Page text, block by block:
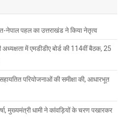
पहल का उत्तराखंड ने किया नेतृत्व
में एमडीडीए बोर्ड की 114वीं बैठक, 25
परियोजनाओं की समीक्षा की, आधारभूत
मुख्यमंत्री धामी ने कांवड़ियों के चरण पखारकर